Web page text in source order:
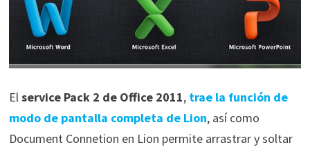
Elservice Pack 2 de Office 2011, trae la función de
modo de pantalla completa de Lion, así como
Document Connetion en Lion permite arrastrar y soltar